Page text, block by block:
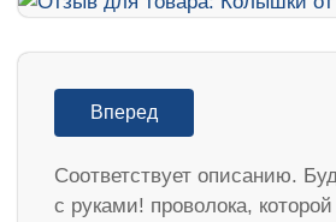
Вперед
Соответствует описанию.
с руками! проволока,